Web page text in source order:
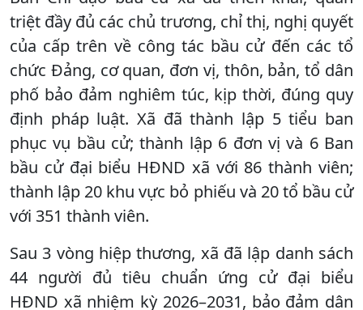
triệt đầy đủ các chủ trương, chỉ thị, nghị quyết
của cấp trên về công tác bầu cử đến các tổ
chức Đảng, cơ quan, đơn vị, thôn, bản, tổ dân
phố bảo đảm nghiêm túc, kịp thời, đúng quy
định pháp luật. Xã đã thành lập 5 tiểu ban
phục vụ bầu cử; thành lập 6 đơn vị và 6 Ban
bầu cử đại biểu HĐND xã với 86 thành viên;
thành lập 20 khu vực bỏ phiếu và 20 tổ bầu cử
với 351 thành viên.
Sau 3 vòng hiệp thương, xã đã lập danh sách
44 người đủ tiêu chuẩn ứng cử đại biểu
HĐND xã nhiệm kỳ 2026–2031, bảo đảm dân